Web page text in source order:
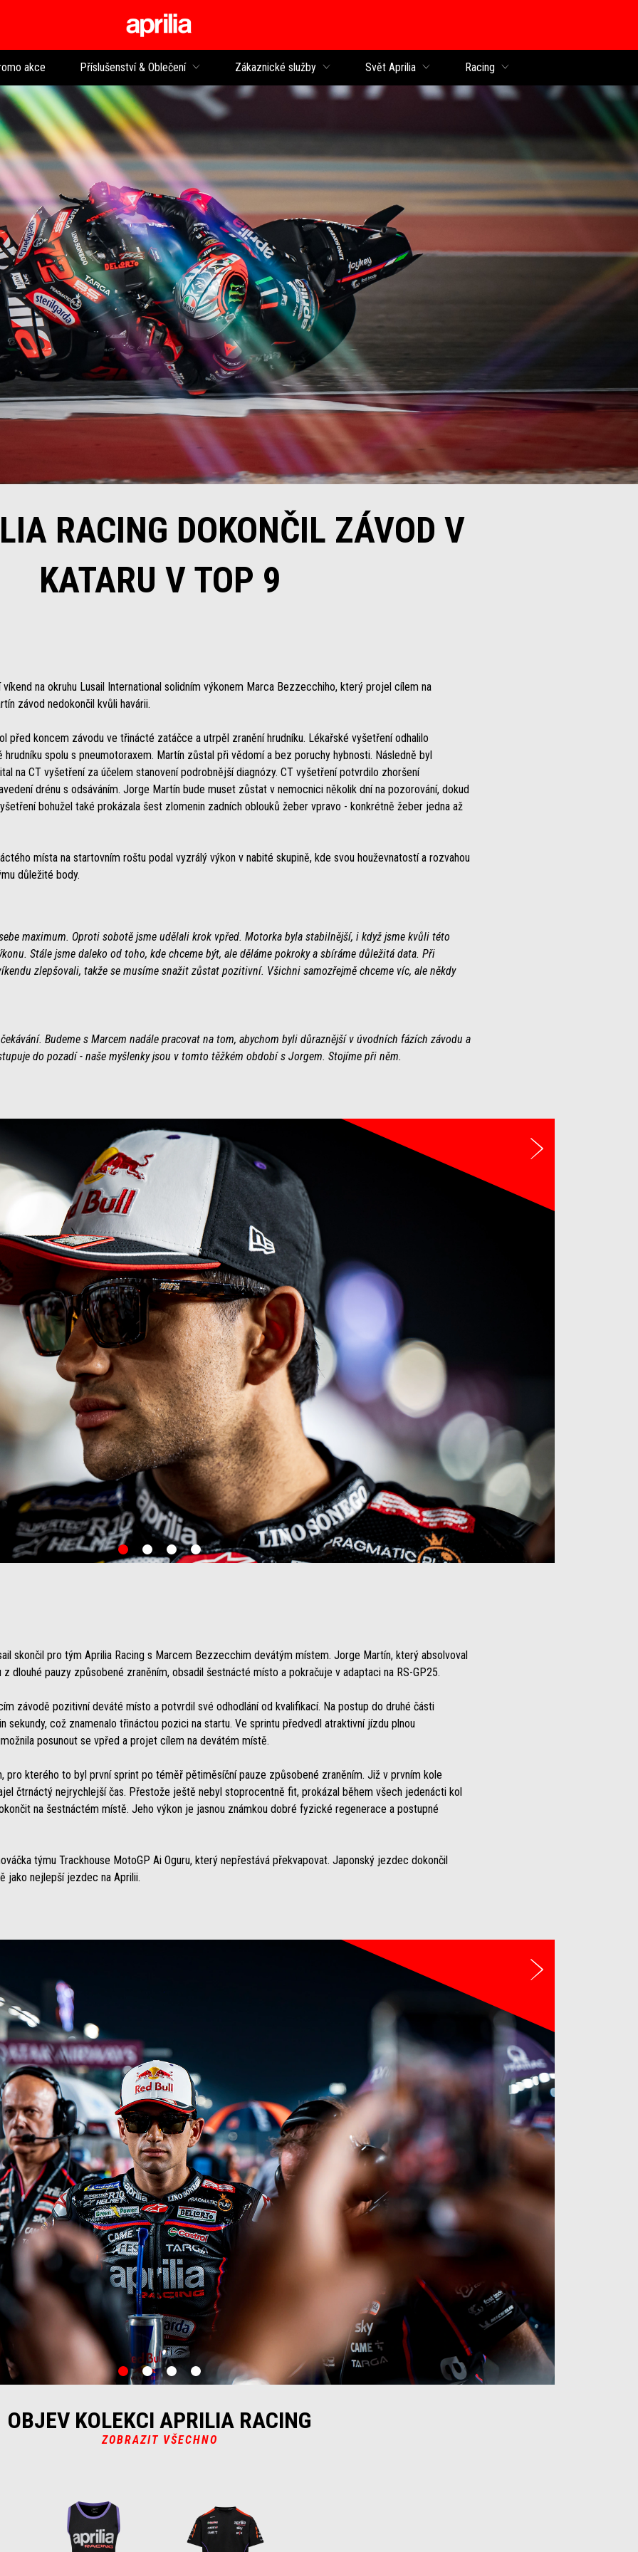
akce Příslušenství & Oblečení Zákaznické služby Svět Aprilia Racing
RACING DOKONČIL ZÁVOD V
KATARU V TOP 9
na okruhu Lusail International solidním výkonem Marca Bezzecchiho, který projel cílem na
závod nedokončil kvůli havárii.
před koncem závodu ve třinácté zatáčce a utrpěl zranění hrudníku. Lékařské vyšetření odhalilo
hrudníku spolu s pneumotoraxem. Martín zůstal při vědomí a bez poruchy hybnosti. Následně byl
na CT vyšetření za účelem stanovení podrobnější diagnózy. CT vyšetření potvrdilo zhoršení
drénu s odsáváním. Jorge Martín bude muset zůstat v nemocnici několik dní na pozorování, dokud
bohužel také prokázala šest zlomenin zadních oblouků žeber vpravo - konkrétně žeber jedna až
místa na startovním roštu podal vyzrálý výkon v nabité skupině, kde svou houževnatostí a rozvahou
důležité body.
maximum. Oproti sobotě jsme udělali krok vpřed. Motorka byla stabilnější, i když jsme kvůli této
Stále jsme daleko od toho, kde chceme být, ale děláme pokroky a sbíráme důležitá data. Při
zlepšovali, takže se musíme snažit zůstat pozitivní. Všichni samozřejmě chceme víc, ale někdy
Budeme s Marcem nadále pracovat na tom, abychom byli důraznější v úvodních fázích závodu a
do pozadí - naše myšlenky jsou v tomto těžkém období s Jorgem. Stojíme při něm.
item
0
item
item
3
Další
skončil pro tým Aprilia Racing s Marcem Bezzecchim devátým místem. Jorge Martín, který absolvoval
dlouhé pauzy způsobené zraněním, obsadil šestnácté místo a pokračuje v adaptaci na RS-GP25.
závodě pozitivní deváté místo a potvrdil své odhodlání od kvalifikací. Na postup do druhé části
sekundy, což znamenalo třináctou pozici na startu. Ve sprintu předvedl atraktivní jízdu plnou
posunout se vpřed a projet cílem na devátém místě.
pro kterého to byl první sprint po téměř pětiměsíční pauze způsobené zraněním. Již v prvním kole
čtrnáctý nejrychlejší čas. Přestože ještě nebyl stoprocentně fit, prokázal během všech jedenácti kol
na šestnáctém místě. Jeho výkon je jasnou známkou dobré fyzické regenerace a postupné
týmu Trackhouse MotoGP Ai Oguru, který nepřestává překvapovat. Japonský jezdec dokončil
jako nejlepší jezdec na Aprilii.
item
item
1
item
2
Další
OBJEV KOLEKCI APRILIA RACING
ZOBRAZIT VŠECHNO